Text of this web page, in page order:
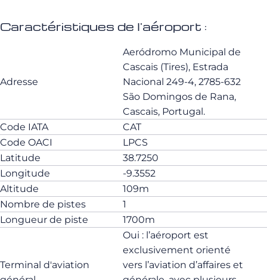
Caractéristiques de l'aéroport :
Adresse
Aeródromo Municipal de
Cascais (Tires), Estrada
Nacional 249-4, 2785-632
São Domingos de Rana,
Cascais, Portugal.
Code IATA
CAT
Code OACI
LPCS
Latitude
38.7250
Longitude
-9.3552
Altitude
109m
Nombre de pistes
1
Longueur de piste
1700m
Terminal d'aviation
Oui : l’aéroport est
exclusivement orienté
vers l’aviation d’affaires et